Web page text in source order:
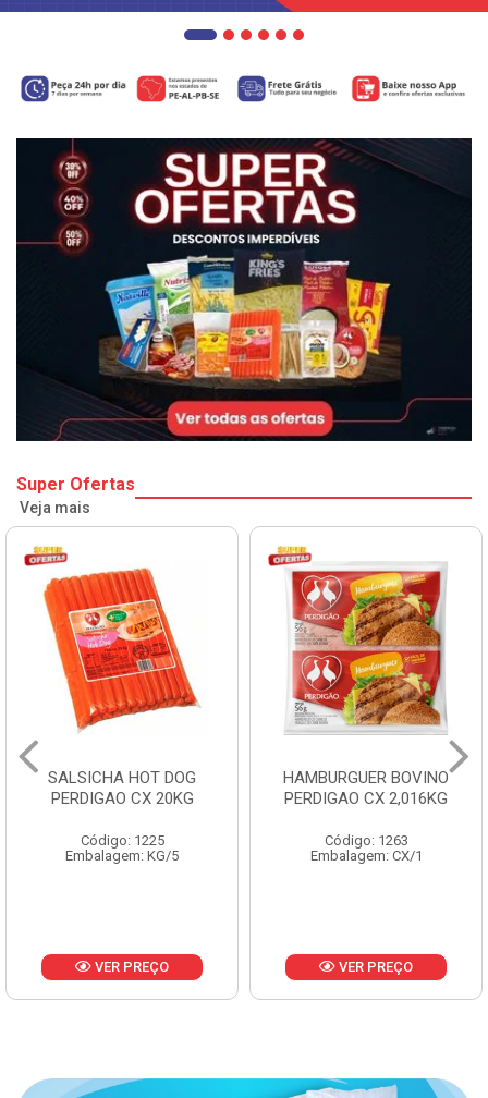
Super Ofertas
Veja mais
HAMBURGUER BOVINO
PERDIGAO CX 2,016KG
Código: 1263
Embalagem: CX/1
VER PREÇO
MORTADELA FLUMINENSE
CX 4X3KG 12KG
Código: 1288
Embalagem: KG/12
VER PREÇO